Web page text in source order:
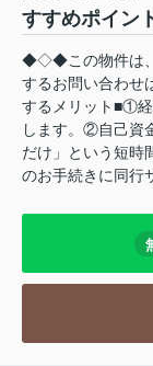
すすめポイン
◆◇◆この物件は
するお問い合わせ
するメリット■①
します。②自己資
だけ」という短時
のお手続きに同行